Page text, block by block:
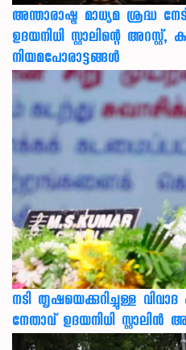
അന്താരാഷ്ട്ര മാധ്യമ ശ്രദ്ധ
ഉദയനിധി സ്റ്റാലിന്റെ
നിയമപോരാട്ടങ്ങൾ
നടി തൃഷയെക്കുറിച്ചുള്ള
നേതാവ് ഉദയനിധി സ്റ്റാലിൻ